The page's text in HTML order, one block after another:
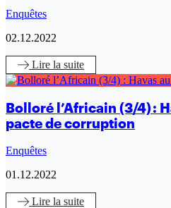
Enquêtes
02.12.2022
Lire la suite
Bolloré l’Africain (3/4) :
pacte de corruption
Enquêtes
01.12.2022
Lire la suite